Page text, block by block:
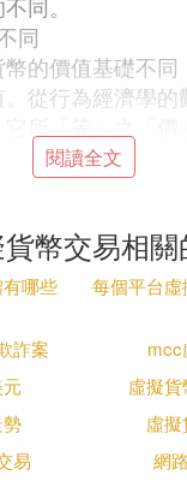
同
的價值基礎不同
從行為經濟學
是指效用。而虛擬
效」，而是價值本
說，虛擬貨幣是
可稱為信息貨幣。
、相對價值進行
的傳統含義已經被
新的更廣義貨幣的
價物的符號，也可
同
閱讀全文
幣交易相關
哪些
每個平台
詐案
mcc
虛擬
虛
易
網